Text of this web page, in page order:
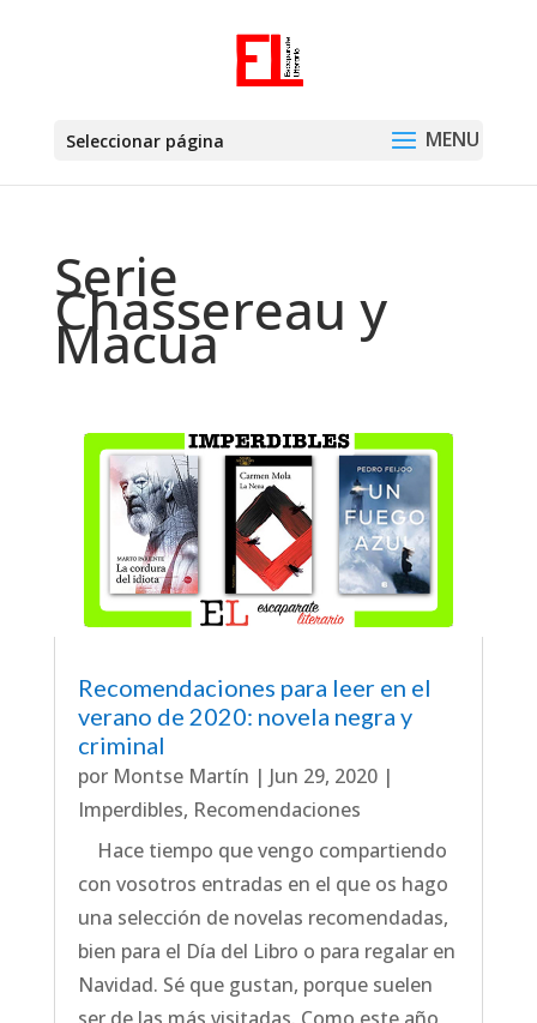
Seleccionar página
Serie
Chassereau y
Macua
Recomendaciones para leer en el
verano de 2020: novela negra y
criminal
por Montse Martín | Jun 29, 2020|
Imperdibles, Recomendaciones
Hace tiempo que vengo compartiendo
con vosotros entradas en el que os hago
una selección de novelas recomendadas,
bien para el Día del Libro o para regalar en
Navidad. Sé que gustan, porque suelen